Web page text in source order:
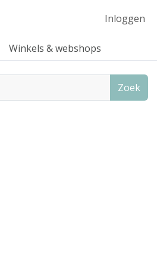
Inloggen
Winkels & webshops
Zoek